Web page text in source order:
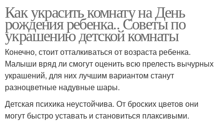
Как украсить комнату на День
рождения ребенка.. Советы по
украшению детской комнаты
Конечно, стоит отталкиваться от возраста ребенка.
Малыши вряд ли смогут оценить всю прелесть вычурных
украшений, для них лучшим вариантом станут
разноцветные надувные шары.
Детская психика неустойчива. От броских цветов они
могут быстро уставать и становиться плаксивыми.